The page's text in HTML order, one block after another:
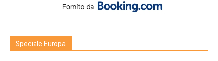
Speciale Europa